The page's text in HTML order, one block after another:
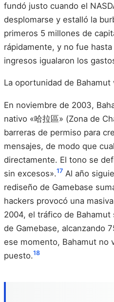
fundó justo cuando el
desplomarse y estalló la
primeros 5 millones de
rápidamente, y no fue
ingresos igualaron los
La oportunidad de
En noviembre de 2003,
nativo «哈拉區» (Zona de
barreras de permiso para
mensajes, de modo que
directamente. El tono se
sin excesos».17 Al año
rediseño de Gamebase
hackers provocó una
2004, el tráfico de
de Gamebase, alcanzando
ese momento, Bahamut no
puesto.18